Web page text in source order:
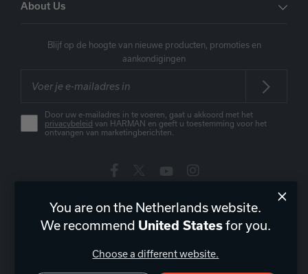
About Us
Blijf op de hoogte van nieuwe producten, promoties en
aankondigingen
Door uw e-mailadres in te voeren, gaat u akkoord met het
privacybeleid van HARMAN en geeft u toestemming voor het
ontvangen van marketingberichten.
Nederland|NL
You are on the Netherlands website.
We recommend United Statesfor you.
Choose a different website.